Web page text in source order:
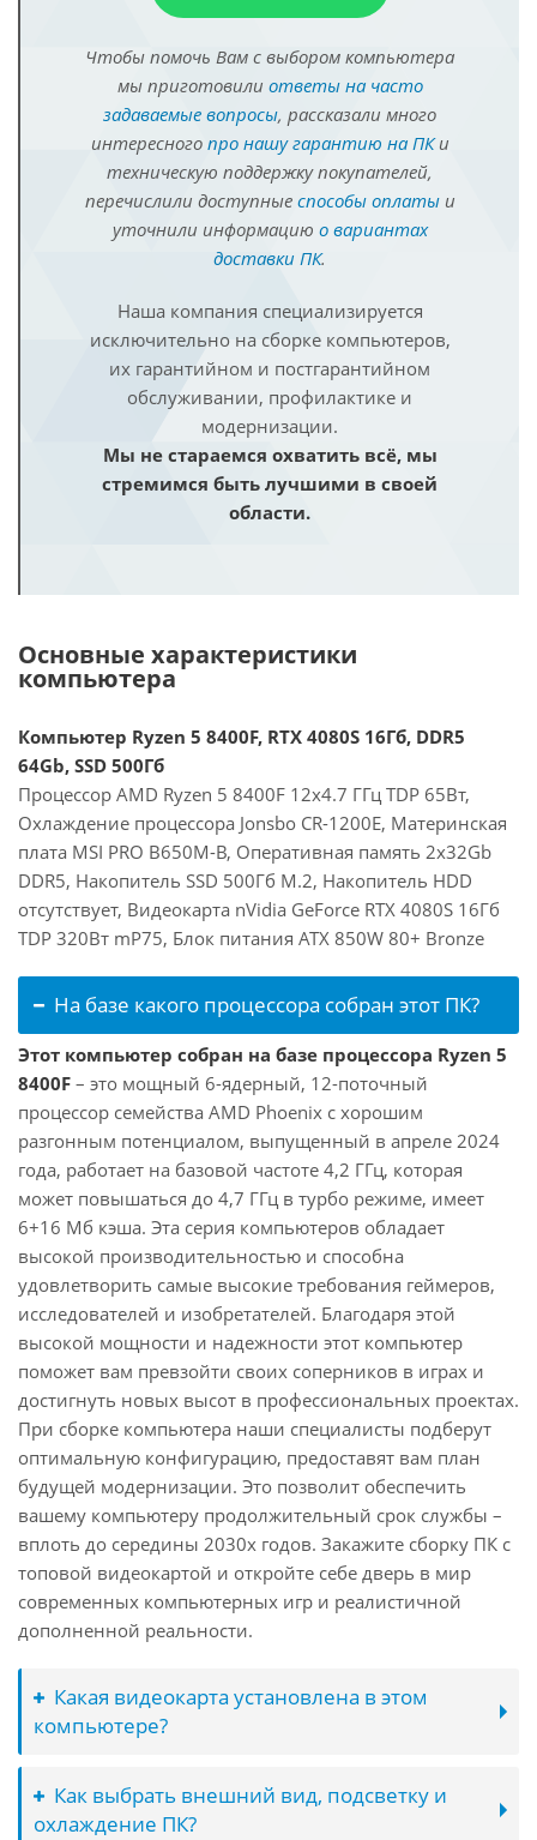
Чтобы помочь Вам с выбором компьютера
мы приготовили ответы на часто
задаваемые вопросы, рассказали много
интересного про нашу гарантию на ПКи
техническую поддержку покупателей,
перечислили доступные способы оплатыи
уточнили информацию о вариантах
доставки ПК.
Наша компания специализируется
исключительно на сборке компьютеров,
их гарантийном и постгарантийном
обслуживании, профилактике и
модернизации.
Мы не стараемся охватить всё, мы
стремимся быть лучшими в своей
области.
Основные характеристики
компьютера
Компьютер Ryzen 5 8400F, RTX 4080S 16Гб, DDR5
64Gb, SSD 500Гб
Процессор AMD Ryzen 5 8400F 12x4.7 ГГц TDP 65Вт,
Охлаждение процессора Jonsbo CR-1200E, Материнская
плата MSI PRO B650M-B, Оперативная память 2x32Gb
DDR5, Накопитель SSD 500Гб M.2, Накопитель HDD
отсутствует, Видеокарта nVidia GeForce RTX 4080S 16Гб
TDP 320Вт mP75, Блок питания ATX 850W 80+ Bronze
На базе какого процессора собран этот ПК?
Этот компьютер собран на базе процессора Ryzen 5
8400F – это мощный 6-ядерный, 12-поточный
процессор семейства AMD Phoenix с хорошим
разгонным потенциалом, выпущенный в апреле 2024
года, работает на базовой частоте 4,2 ГГц, которая
может повышаться до 4,7 ГГц в турбо режиме, имеет
6+16 Мб кэша. Эта серия компьютеров обладает
высокой производительностью и способна
удовлетворить самые высокие требования геймеров,
исследователей и изобретателей. Благодаря этой
высокой мощности и надежности этот компьютер
поможет вам превзойти своих соперников в играх и
достигнуть новых высот в профессиональных проектах.
При сборке компьютера наши специалисты подберут
оптимальную конфигурацию, предоставят вам план
будущей модернизации. Это позволит обеспечить
вашему компьютеру продолжительный срок службы –
вплоть до середины 2030х годов. Закажите сборку ПК с
топовой видеокартой и откройте себе дверь в мир
современных компьютерных игр и реалистичной
дополненной реальности.
Какая видеокарта установлена в этом
компьютере?
Как выбрать внешний вид, подсветку и
охлаждение ПК?